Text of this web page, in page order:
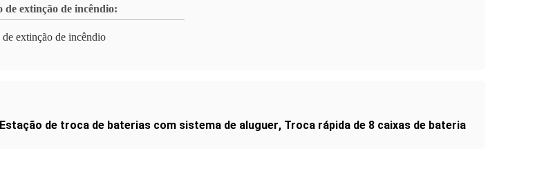
de extinção de incêndio:
extinção de incêndio
Estação de troca de baterias com sistema de aluguer, Troca rápida de 8 caixas de bateria